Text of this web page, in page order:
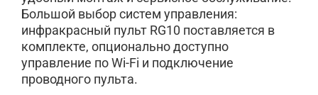
Большой выбор систем управления:
инфракрасный пульт RG10 поставляется в
комплекте, опционально доступно
управление по Wi-Fi и подключение
проводного пульта.